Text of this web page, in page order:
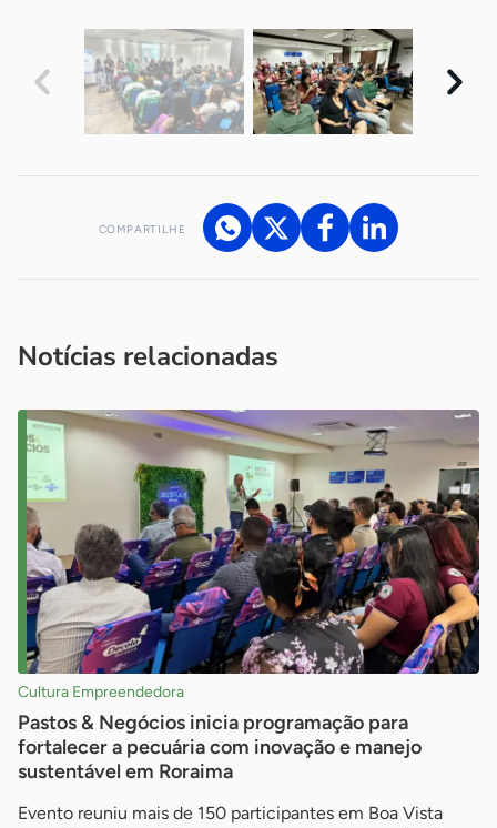
COMPARTILHE
Notícias relacionadas
Cultura Empreendedora
Pastos & Negócios inicia programação para
fortalecer a pecuária com inovação e manejo
sustentável em Roraima
Evento reuniu mais de 150 participantes em Boa Vista